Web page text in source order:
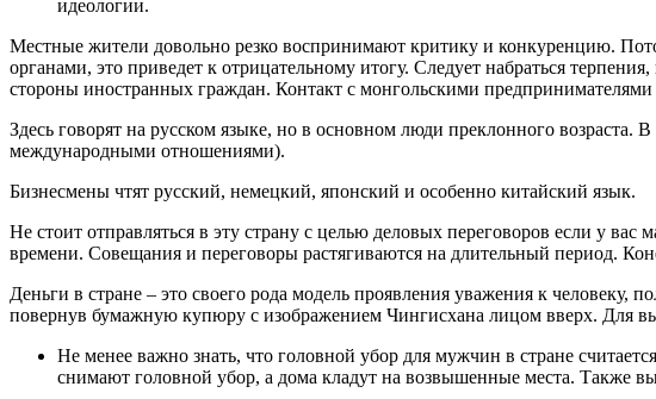
идеологии.
Местные жители довольно резко воспринимают критику и конкуренцию.
органами, это приведет к отрицательному итогу. Следует набраться
стороны иностранных граждан. Контакт с монгольскими
Здесь говорят на русском языке, но в основном люди преклонного
международными отношениями).
Бизнесмены чтят русский, немецкий, японский и особенно китайский язык.
Не стоит отправляться в эту страну с целью деловых переговоров если у
времени. Совещания и переговоры растягиваются на длительный период.
Деньги в стране – это своего рода модель проявления уважения к
повернув бумажную купюру с изображением Чингисхана лицом вверх. Для
Не менее важно знать, что головной убор для мужчин в стране
снимают головной убор, а дома кладут на возвышенные места. Также